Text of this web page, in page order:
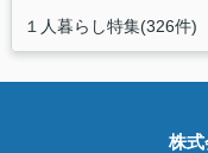
１人暮らし特集(326件)
株